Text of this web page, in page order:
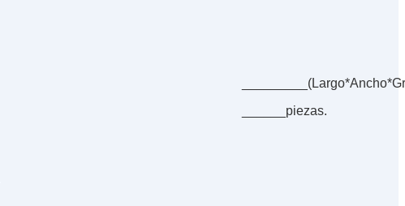
______piezas.